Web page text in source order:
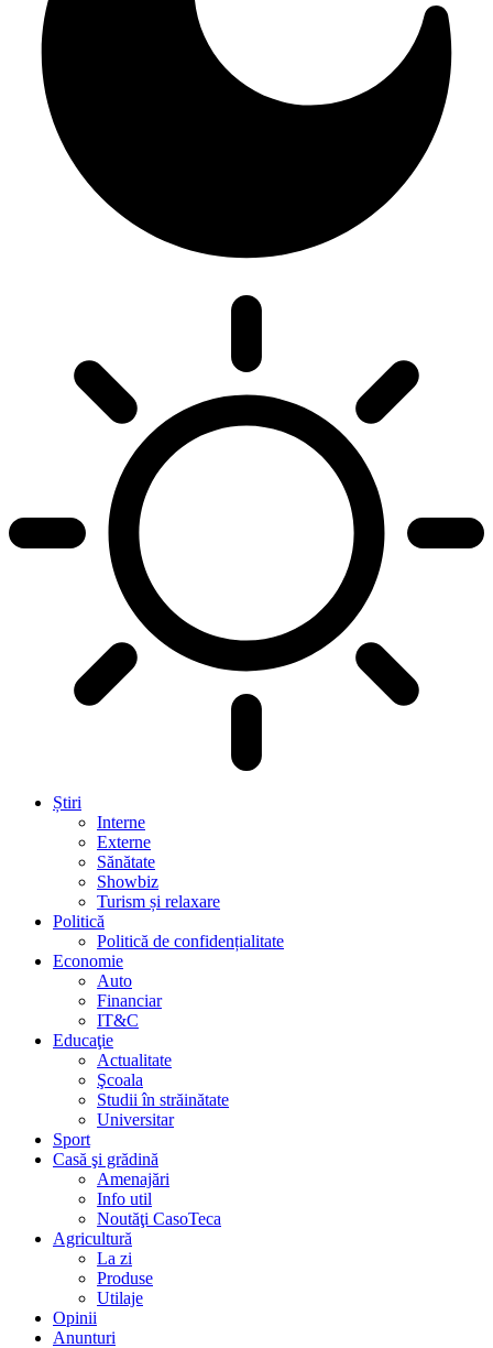
Știri
Interne
Externe
Sănătate
Showbiz
Turism și relaxare
Politică
Politică de confidențialitate
Economie
Auto
Financiar
IT&C
Educaţie
Actualitate
Şcoala
Studii în străinătate
Universitar
Sport
Casă şi grădină
Amenajări
Info util
Noutăţi CasoTeca
Agricultură
La zi
Produse
Utilaje
Opinii
Anunturi